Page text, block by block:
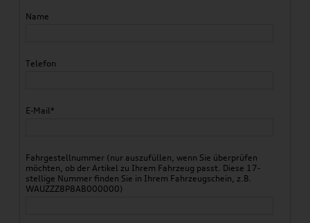
Name
Telefon
E-Mail*
Fahrgestellnummer (nur auszufüllen, wenn Sie überprüfen
möchten, ob der Artikel zu Ihrem Fahrzeug passt. Diese 17-
stellige Nummer finden Sie in Ihrem Fahrzeugschein, z.B.
WAUZZZ8P8AB000000)